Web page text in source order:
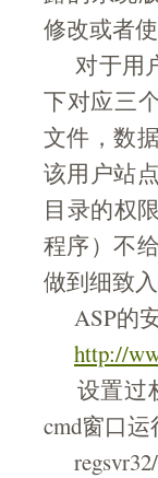
修改或者使
对于用
下对应三
文件，数
该用户站
目录的权
程序）不
做到细致
ASP的
http://
设置过
cmd窗口运
regsvr32/